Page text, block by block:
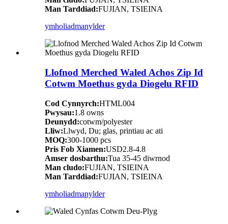
Man Tarddiad:FUJIAN, TSIEINA
ymholiadmanylder
Llofnod Merched Waled Achos Zip Id
Cotwm Moethus gyda Diogelu RFID
Cod Cynnyrch:HTML004
Pwysau:1.8 owns
Deunydd:cotwm/polyester
Lliw:Llwyd, Du; glas, printiau ac ati
MOQ:300-1000 pcs
Pris Fob Xiamen:USD2.8-4.8
Amser dosbarthu:Tua 35-45 diwrnod
Man cludo:FUJIAN, TSIEINA
Man Tarddiad:FUJIAN, TSIEINA
ymholiadmanylder